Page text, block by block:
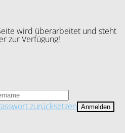
wird überarbeitet und steht
zur Verfügung!
zurücksetzen